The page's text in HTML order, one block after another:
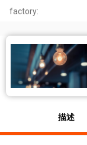
factory:
描述